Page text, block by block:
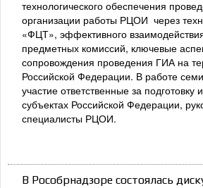
технологического обеспечения
организации работы РЦОИ через
«ФЦТ», эффективного
предметных комиссий, ключевые
сопровождения проведения ГИА на
Российской Федерации. В работе
участие ответственные за
субъектах Российской Федерации,
специалисты РЦОИ.
В Рособрнадзоре состоялась